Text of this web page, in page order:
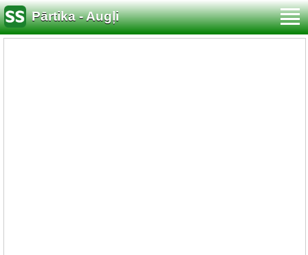
Pārtika - Augļi